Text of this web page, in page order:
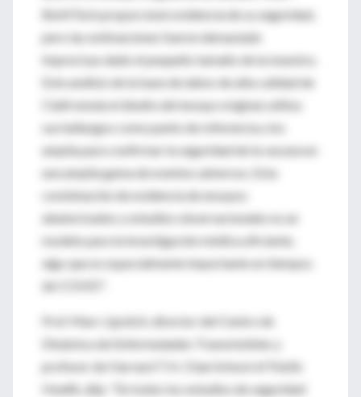
BioNTech proporcionó evidencia de su seguridad,
pero las estimaciones fueron demasiado
imprecisas dado el pequeño tamaño de la muestra.
Este análisis de la base de datos de alta calidad de
Clalit emula el diseño del ensayo original, utiliza
sus hallazgos como punto de referencia y los
amplía para confirmar la seguridad de la vacuna en
una amplia gama de eventos adversos. Esta
combinación de evidencia de ensayos
aleatorizados y estudios observacionales es un
modelo para la investigación médica eficiente,
algo que es especialmente importante en tiempos
de COVID".
Prof. Marc Lipsitch, director del Centro de
Dinámica de Enfermedades Transmisibles y
profesor de Harvard T.H. Chan School of Public
Health, dijo: “En todos los estudios de seguridad